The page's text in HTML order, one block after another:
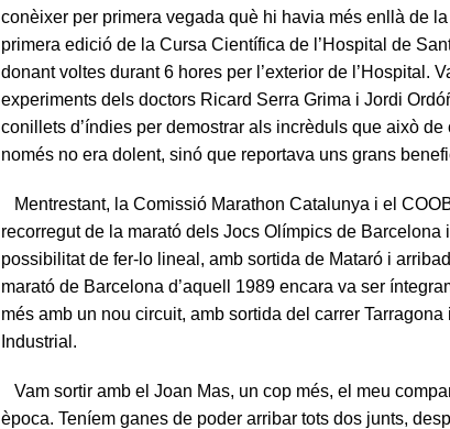
conèixer per primera vegada què hi havia més enllà de
primera edició de la Cursa Científica de l’Hospital de
donant voltes durant 6 hores per l’exterior de l’Hospital.
experiments dels doctors Ricard Serra Grima i Jordi
conillets d’índies per demostrar als incrèduls que això
només no era dolent, sinó que reportava uns grans
Mentrestant, la Comissió Marathon Catalunya i el
recorregut de la marató dels Jocs Olímpics de Barcelona
possibilitat de fer-lo lineal, amb sortida de Mataró i
marató de Barcelona d’aquell 1989 encara va ser
més amb un nou circuit, amb sortida del carrer
Industrial.
Vam sortir amb el Joan Mas, un cop més, el meu
època. Teníem ganes de poder arribar tots dos junts,